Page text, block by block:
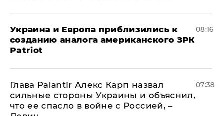
Украина и Европа приблизились к
созданию аналога американского ЗРК
Patriot
08:16
Глава Palantir Алекс Карп назвал
сильные стороны Украины и объяснил,
что ее спасло в войне с Россией, –
07:38